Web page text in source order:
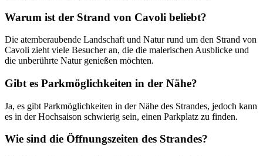
Warum ist der Strand von Cavoli beliebt?
Die atemberaubende Landschaft und Natur rund um den Strand von
Cavoli zieht viele Besucher an, die die malerischen Ausblicke und
die unberührte Natur genießen möchten.
Gibt es Parkmöglichkeiten in der Nähe?
Ja, es gibt Parkmöglichkeiten in der Nähe des Strandes, jedoch kann
es in der Hochsaison schwierig sein, einen Parkplatz zu finden.
Wie sind die Öffnungszeiten des Strandes?